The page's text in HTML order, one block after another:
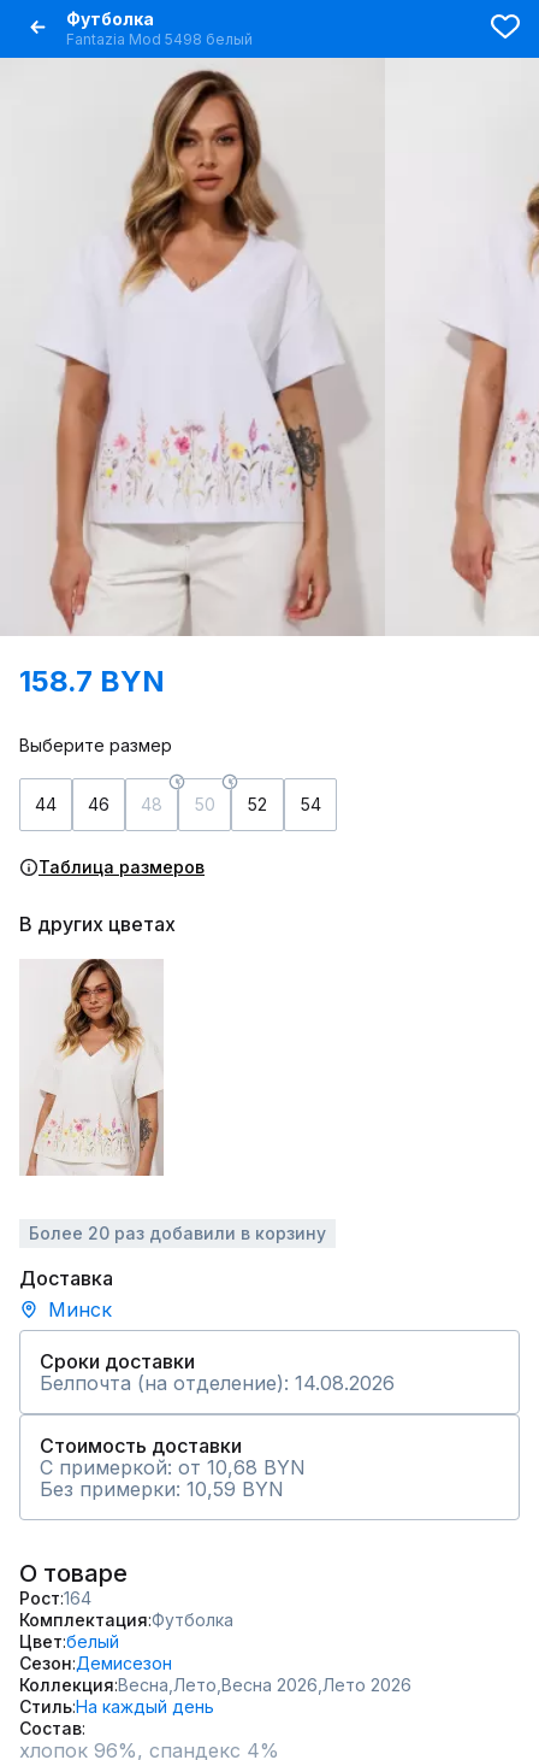
Футболка
Fantazia Mod 5498 белый
158.7 BYN
Выберите размер
44 46 48 50 52 54
Таблица размеров
В других цветах
Более 20 раз добавили в корзину
Доставка
Минск
Сроки доставки
Белпочта (на отделение): 14.08.2026
Стоимость доставки
С примеркой: от 10,68 BYN
Без примерки: 10,59 BYN
О товаре
Рост 164
Комплектация Футболка
Цвет белый
Сезон Демисезон
Коллекция Весна, Лето, Весна 2026, Лето 2026
СтильНа каждый день
Состав